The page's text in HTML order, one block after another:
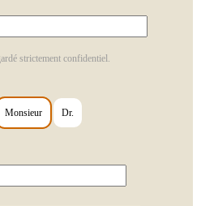
strictement confidentiel.
Monsieur Dr.